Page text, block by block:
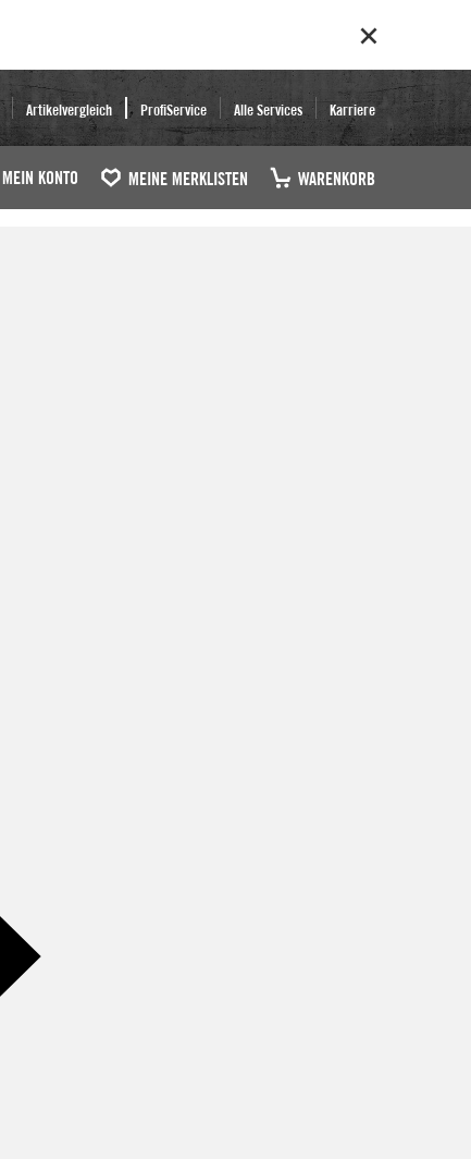
Artikelvergleich ProfiService Alle Services Karriere
MEIN KONTO MEINE MERKLISTEN WARENKORB